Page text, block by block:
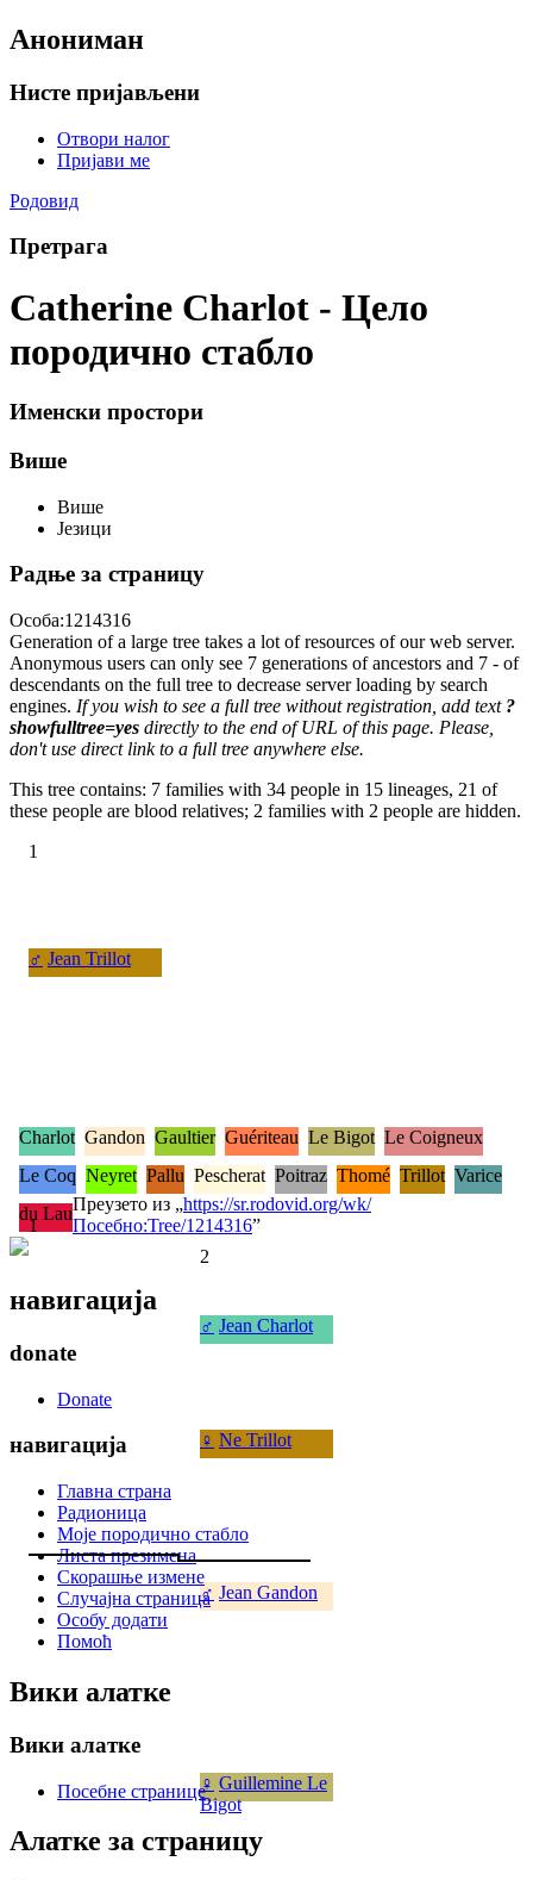
Анониман
Нисте пријављени
Отвори налог
Пријави ме
Родовид
Претрага
Catherine Charlot - Цело
породично стабло
Именски простори
Више
Више
Језици
Радње за страницу
Особа:1214316
Generation of a large tree takes a lot of resources of our web server.
Anonymous users can only see 7 generations of ancestors and 7 - of
descendants on the full tree to decrease server loading by search
engines. If you wish to see a full tree without registration, add text ?
showfulltree=yes directly to the end of URL of this page. Please,
don't use direct link to a full tree anywhere else.
This tree contains: 7 families with 34 people in 15 lineages, 21 of
these people are blood relatives; 2 families with 2 people are hidden.
1
♂ Jean Trillot
1
2
♂ Jean Charlot
♀ Ne Trillot
♂ Jean Gandon
♀ Guillemine Le
Bigot
Charlot Gandon Gaultier Guériteau Le Bigot Le Coigneux
Le Coq Neyret Pallu Pescherat Poitraz Thomé Trillot Varice
du LauПреузето из „https://sr.rodovid.org/wk/
Посебно:Tree/1214316”
навигација
donate
Donate
навигација
Главна страна
Радионица
Моје породично стабло
Листа презимена
Скорашње измене
Случајна страница
Особу додати
Помоћ
Вики алатке
Вики алатке
Посебне странице
Алатке за страницу